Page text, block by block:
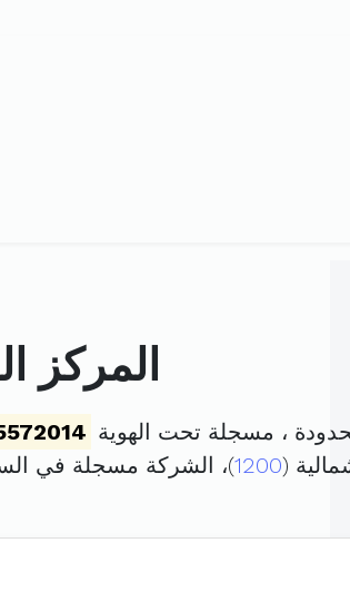
المركز
، مسجلة تحت الهوية
(
1200)، الشركة مسجلة في